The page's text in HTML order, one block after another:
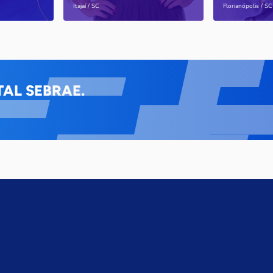
Itajaí / SC
Saiba mais Florianópolis / SC
Saiba mais
SEBRAE.